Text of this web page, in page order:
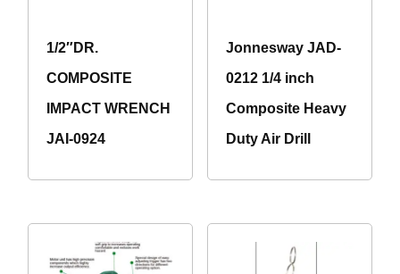
1/2″DR.
COMPOSITE
IMPACT WRENCH
JAI-0924
Jonnesway JAD-
0212 1/4 inch
Composite Heavy
Duty Air Drill